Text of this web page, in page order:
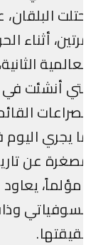
البلقان،
أثناء الحرب
الثانية،
أنشئت في
يجري اليوم في
عن تاريخ
يعاود
وذاب،